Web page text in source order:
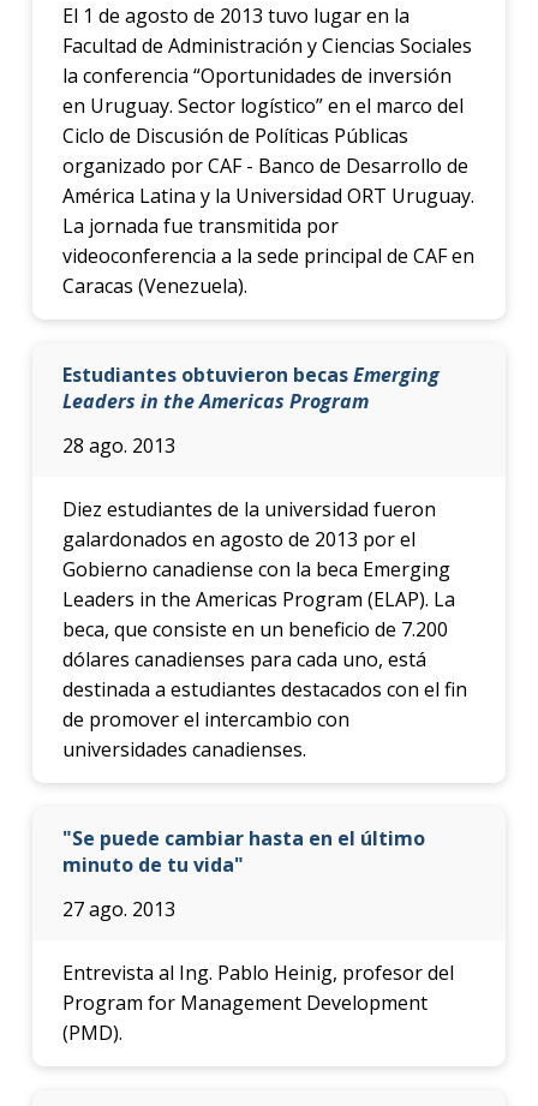
El 1 de agosto de 2013 tuvo lugar en la
Facultad de Administración y Ciencias Sociales
la conferencia “Oportunidades de inversión
en Uruguay. Sector logístico” en el marco del
Ciclo de Discusión de Políticas Públicas
organizado por CAF - Banco de Desarrollo de
América Latina y la Universidad ORT Uruguay.
La jornada fue transmitida por
videoconferencia a la sede principal de CAF en
Caracas (Venezuela).
Estudiantes obtuvieron becasEmerging
Leaders in the Americas Program
28 ago. 2013
Diez estudiantes de la universidad fueron
galardonados en agosto de 2013 por el
Gobierno canadiense con la beca Emerging
Leaders in the Americas Program (ELAP). La
beca, que consiste en un beneficio de 7.200
dólares canadienses para cada uno, está
destinada a estudiantes destacados con el fin
de promover el intercambio con
universidades canadienses.
"Se puede cambiar hasta en el último
minuto de tu vida"
27 ago. 2013
Entrevista al Ing. Pablo Heinig, profesor del
Program for Management Development
(PMD).